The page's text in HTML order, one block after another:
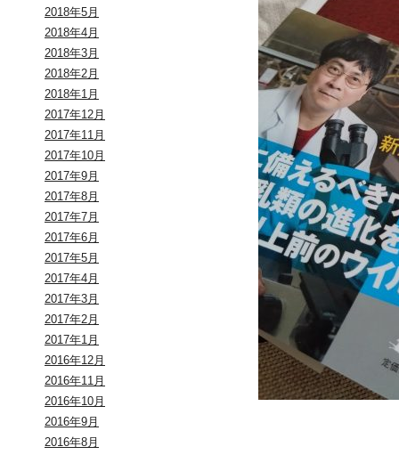
2018年5月
2018年4月
2018年3月
2018年2月
2018年1月
2017年12月
2017年11月
2017年10月
2017年9月
2017年8月
2017年7月
2017年6月
2017年5月
2017年4月
2017年3月
2017年2月
2017年1月
2016年12月
2016年11月
2016年10月
2016年9月
2016年8月